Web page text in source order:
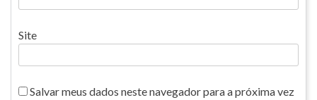
Site
Salvar meus dados neste navegador para a próxima vez